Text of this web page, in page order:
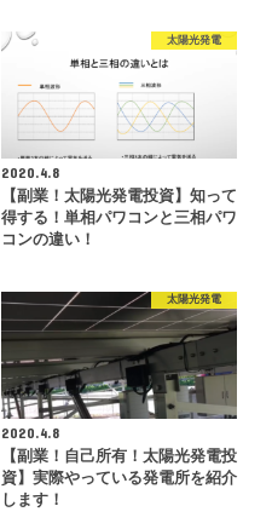
太陽光発電
2020.4.8
【副業！太陽光発電投資】知って
得する！単相パワコンと三相パワ
コンの違い！
太陽光発電
2020.4.8
【副業！自己所有！太陽光発電投
資】実際やっている発電所を紹介
します！